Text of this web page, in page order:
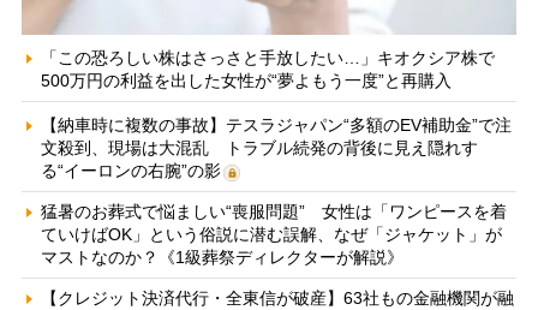
「この恐ろしい株はさっさと手放したい…」キオクシア株で
500万円の利益を出した女性が“夢よもう一度”と再購入
【納車時に複数の事故】テスラジャパン“多額のEV補助金”で注
文殺到、現場は大混乱 トラブル続発の背後に見え隠れす
る“イーロンの右腕”の影
猛暑のお葬式で悩ましい“喪服問題” 女性は「ワンピースを着
ていけばOK」という俗説に潜む誤解、なぜ「ジャケット」が
マストなのか？《1級葬祭ディレクターが解説》
【クレジット決済代行・全東信が破産】63社もの金融機関が融